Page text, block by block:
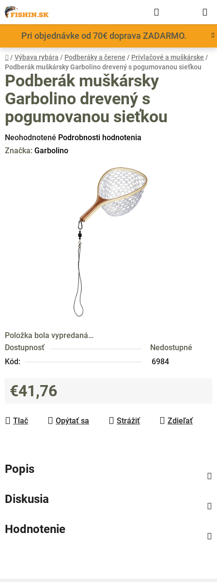
Prejsť
na
obsah
Pri objednávke od 70€ doprava ZADARMO.
KOŠÍK
Domov
/ Výbava rybára / Podberáky a čerene / Prívlačové a muškárske /
Podberák muškársky Garbolino drevený s pogumovanou sieťkou
Položka bola vypredaná…
Dostupnosť
Nedostupné
Kód:
6984
€41,76
Tlač
Opýtať sa Strážiť Zdieľať
Podberák muškársky
Garbolino drevený s
pogumovanou sieťkou
Priemerné
hodnotenie
Neohodnotené Podrobnosti hodnotenia
Značka: Garbolino
Popis
Diskusia
Hodnotenie